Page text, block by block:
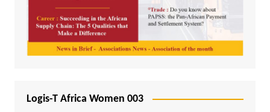
Logis-T Africa Women 003